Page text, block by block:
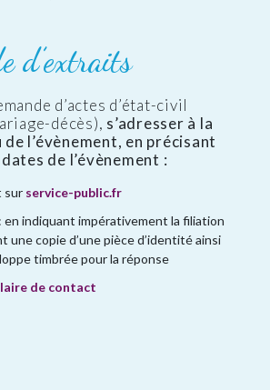
d’extraits
d’actes d’état-civil
décès), s’adresser à la
l’évènement, en précisant
de l’évènement :
sur service-public.fr
en indiquant impérativement la filiation
une copie d’une pièce d’identité ainsi
timbrée pour la réponse
de contact